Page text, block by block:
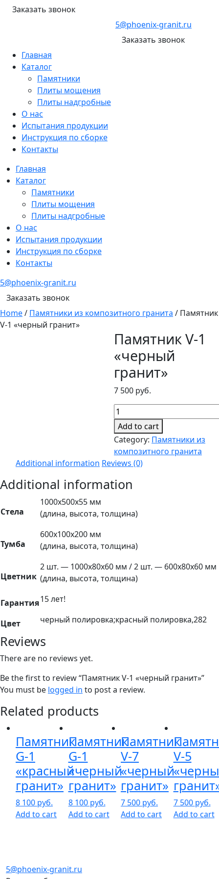
Перейти
Заказать звонок
5@phoenix-granit.ru
Заказать звонок
Главная
Каталог
Памятники
Плиты мощения
Плиты надгробные
О нас
Испытания продукции
Инструкция по сборке
Контакты
Главная
Каталог
Памятники
Плиты мощения
Плиты надгробные
О нас
Испытания продукции
Инструкция по сборке
Контакты
5@phoenix-granit.ru
Заказать звонок
Home/ Памятники из композитного гранита / Памятник
V-1 «черный гранит»
Памятник V-1
«черный
гранит»
7 500 руб.
Памятник
V-
1
"черный
гранит"
quantity
Add to cart
Category: Памятники из
композитного гранита
Additional information Reviews (0)
Additional information
Стела
1000х500х55 мм
(длина, высота, толщина)
Тумба
600х100х200 мм
(длина, высота, толщина)
Цветник
2 шт. — 1000х80х60 мм / 2 шт. — 600х80х60 мм
(длина, высота, толщина)
Гарантия15 лет!
Цвет черный полировка;красный полировка,282
Reviews
There are no reviews yet.
Be the first to review “Памятник V-1 «черный гранит»”
You must be logged in to post a review.
Related products
Памятник
G-1
«красный
гранит»
8 100 руб.
Add to cart
Памятник
G-1
«черный
гранит»
8 100 руб.
Add to cart
Памятник
V-7
«черный
гранит»
7 500 руб.
Add to cart
V-5
7 500 руб.
Add to cart
5@phoenix-granit.ru